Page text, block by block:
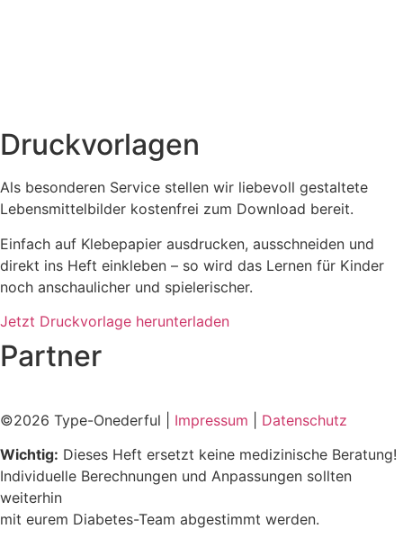
Druckvorlagen
Als besonderen Service stellen wir liebevoll gestaltete
Lebensmittelbilder kostenfrei zum Download bereit.
Einfach auf Klebepapier ausdrucken, ausschneiden und
direkt ins Heft einkleben – so wird das Lernen für Kinder
noch anschaulicher und spielerischer.
Jetzt Druckvorlage herunterladen
Partner
©2026 Type-Onederful | Impressum
Datenschutz
Wichtig: Dieses Heft ersetzt keine medizinische Beratung!
Individuelle Berechnungen und Anpassungen sollten
weiterhin
mit eurem Diabetes-Team abgestimmt werden.